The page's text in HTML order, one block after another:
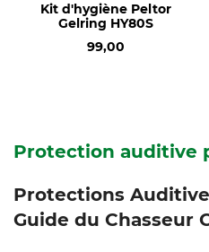
Kit d'hygiène Peltor
Gelring HY80S
99,00
Protection auditive
Protections
Guide du Chasseur